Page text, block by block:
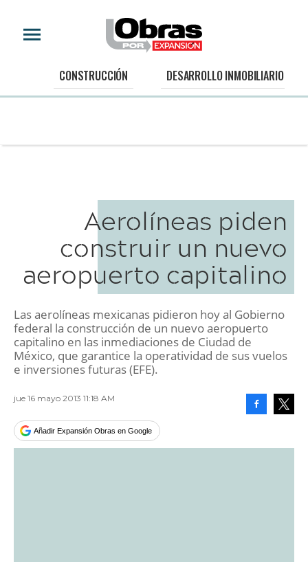
CONSTRUCCIÓN DESARROLLO INMOBILIARIO
Aerolíneas piden
construir un nuevo
aeropuerto capitalino
Las aerolíneas mexicanas pidieron hoy al Gobierno
federal la construcción de un nuevo aeropuerto
capitalino en las inmediaciones de Ciudad de
México, que garantice la operatividad de sus vuelos
e inversiones futuras (EFE).
jue 16 mayo 2013 11:18 AM
Añadir Expansión Obras en Google